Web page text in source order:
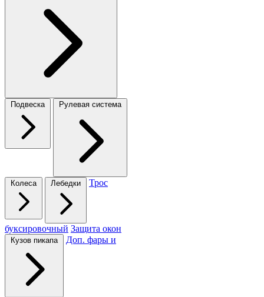
Подвеска Рулевая система
Колеса Лебедки Трос
буксировочный Защита окон
Кузов пикапа Доп. фары и